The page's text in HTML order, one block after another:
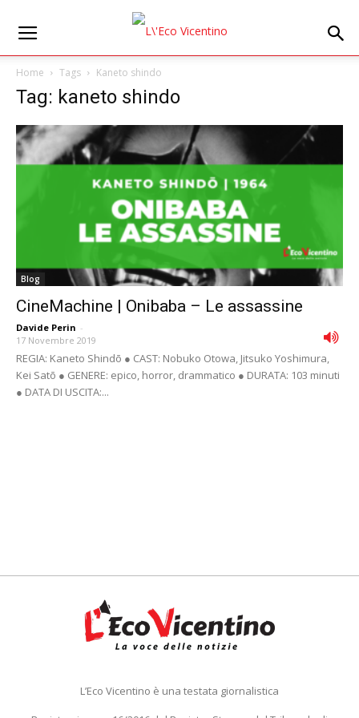
Home Tags Kaneto shindo
Tag: kaneto shindo
Blog
CineMachine | Onibaba – Le assassine
Davide Perin -
17 Novembre 2019
REGIA: Kaneto Shindō ● CAST: Nobuko Otowa, Jitsuko Yoshimura,
Kei Satō ● GENERE: epico, horror, drammatico ● DURATA: 103 minuti
● DATA DI USCITA:...
L’Eco Vicentino è una testata giornalistica